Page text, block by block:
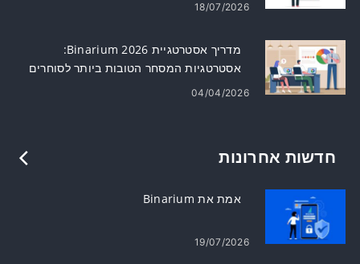
18/07/2026
מדריך אסטרטגיית Binarium 2026:
אסטרטגיות המסחר הטובות ביותר לסוחרים
חדשים
04/04/2026
חדשות אחרונות
אמת את Binarium
19/07/2026